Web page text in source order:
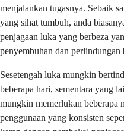
menjalankan tugasnya. Sebaik
yang sihat tumbuh, anda
penjagaan luka yang berbeza
penyembuhan dan perlindungan
Sesetengah luka mungkin
beberapa hari, sementara yang
mungkin memerlukan beberapa
penggunaan yang konsisten